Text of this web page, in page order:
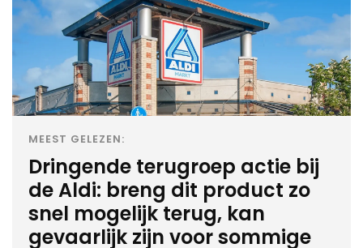
MEEST GELEZEN:
Dringende terugroep actie bij
de Aldi: breng dit product zo
snel mogelijk terug, kan
gevaarlijk zijn voor sommige